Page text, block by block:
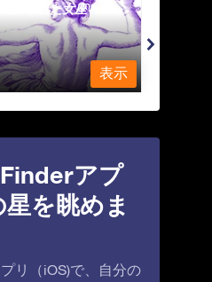
縛られた女座
表示
アプ
を眺めま
リ（iOS)で、自分の